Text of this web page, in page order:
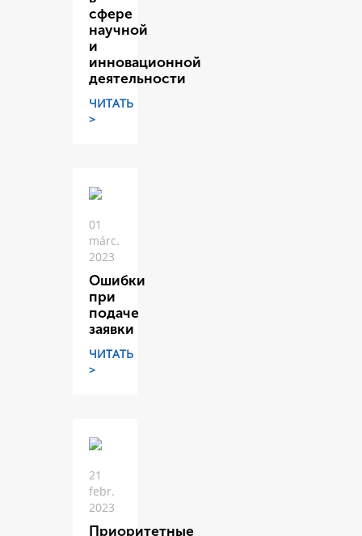
сфере
научной
и
инновационной
деятельности
ЧИТАТЬ
>
01
márc.
2023
Ошибки
при
подаче
заявки
ЧИТАТЬ
>
21
febr.
2023
Приоритетные